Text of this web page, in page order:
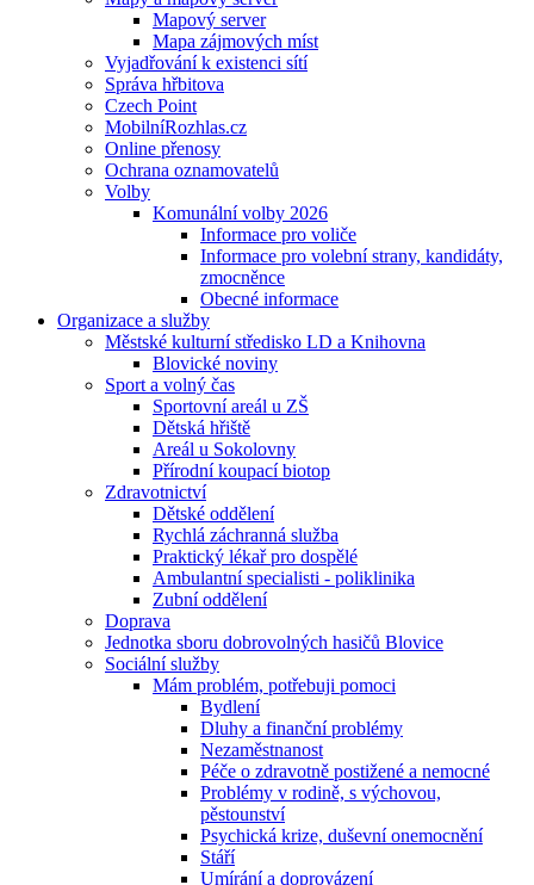
Mapový server
Mapa zájmových míst
Vyjadřování k existenci sítí
Správa hřbitova
Czech Point
MobilníRozhlas.cz
Online přenosy
Ochrana oznamovatelů
Volby
Komunální volby 2026
Informace pro voliče
Informace pro volební strany, kandidáty,
zmocněnce
Obecné informace
Organizace a služby
Městské kulturní středisko LD a Knihovna
Blovické noviny
Sport a volný čas
Sportovní areál u ZŠ
Dětská hřiště
Areál u Sokolovny
Přírodní koupací biotop
Zdravotnictví
Dětské oddělení
Rychlá záchranná služba
Praktický lékař pro dospělé
Ambulantní specialisti - poliklinika
Zubní oddělení
Doprava
Jednotka sboru dobrovolných hasičů Blovice
Sociální služby
Mám problém, potřebuji pomoci
Bydlení
Dluhy a finanční problémy
Nezaměstnanost
Péče o zdravotně postižené a nemocné
Problémy v rodině, s výchovou,
pěstounství
Psychická krize, duševní onemocnění
Stáří
Umírání a doprovázení